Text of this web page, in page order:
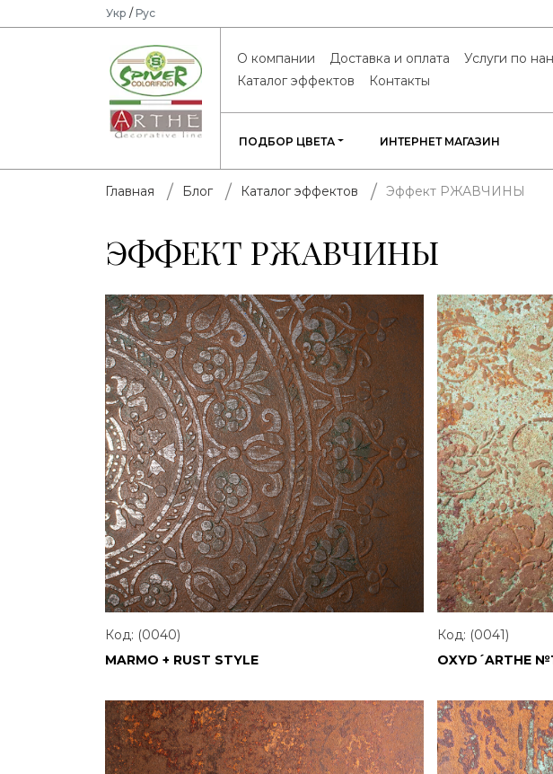
Укр / Рус
О компании Доставка и оплата Услуги по
Каталог эффектов
Контакты
ПОДБОР ЦВЕТА ИНТЕРНЕТ МАГАЗИН
Главная Блог Каталог эффектов Эффект РЖАВЧИНЫ
ЭФФЕКТ РЖАВЧИНЫ
Код: (0040)
MARMO + RUST STYLE
Код: (0041)
OXYD´ARTHE